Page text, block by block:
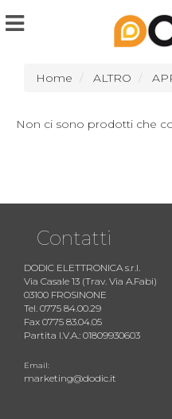
Home ALTRO
Non ci sono prodotti che
Contatti
DODIC ELETTRONICA s.r.l.
Via Casale 13 (Trav. Via A.Fabi)
03100 FROSINONE
Tel. 0775 84.00.29
Fax 0775 83.04.05
Partita I.V.A.: 01809930603
Email:
marketing@dodic.it